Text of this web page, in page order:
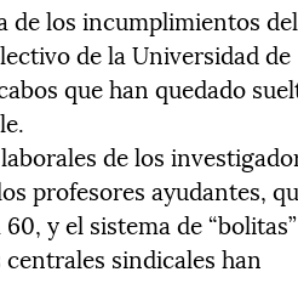
de los incumplimientos del
de la Universidad de
que han quedado
de los
profesores ayudantes,
y el sistema de
sindicales han